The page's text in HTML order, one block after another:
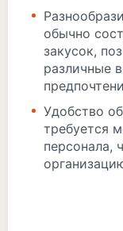
обычно
закусок,
различные
Удобство
требуется
персонала,